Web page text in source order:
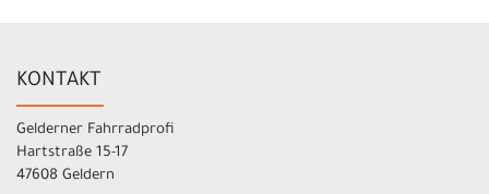
KONTAKT
Gelderner Fahrradprofi
Hartstraße 15-17
47608 Geldern